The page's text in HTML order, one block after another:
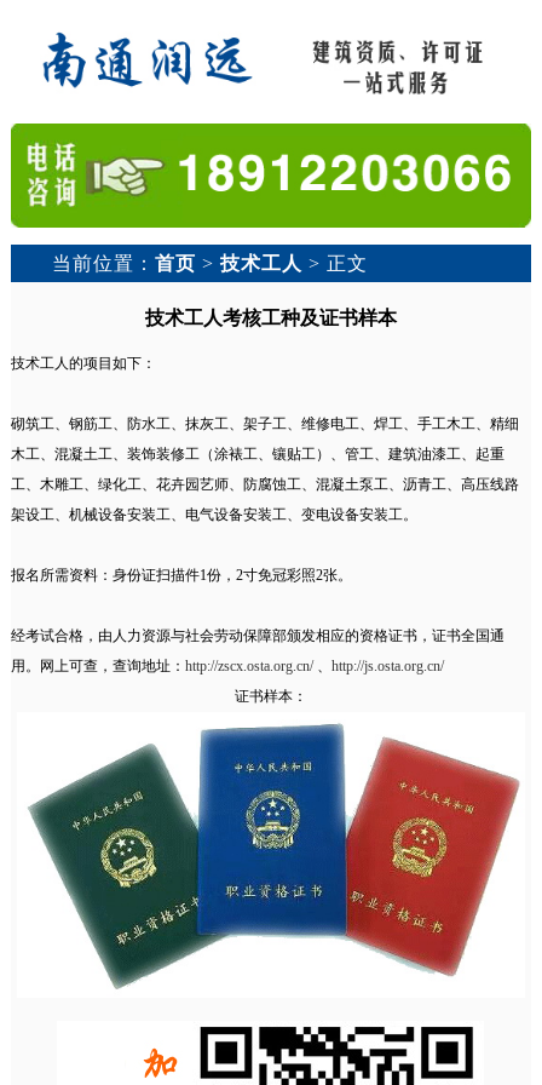
当前位置：首页 >技术工人 > 正文
技术工人考核工种及证书样本
技术工人的项目如下：
砌筑工、钢筋工、防水工、抹灰工、架子工、维修电工、焊工、手工木工、精细
木工、混凝土工、装饰装修工（涂裱工、镶贴工）、管工、建筑油漆工、起重
工、木雕工、绿化工、花卉园艺师、防腐蚀工、混凝土泵工、沥青工、高压线路
架设工、机械设备安装工、电气设备安装工、变电设备安装工。
报名所需资料：身份证扫描件1份，2寸免冠彩照2张。
经考试合格，由人力资源与社会劳动保障部颁发相应的资格证书，证书全国通
用。网上可查，查询地址： http://zscx.osta.org.cn/、 http://js.osta.org.cn/
证书样本：